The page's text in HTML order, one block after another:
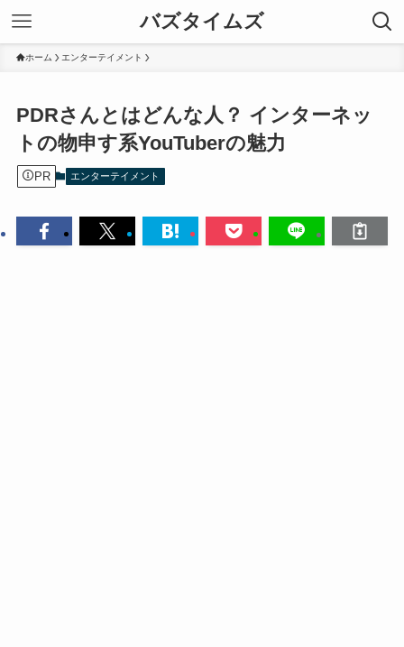
バズタイムズ
ホーム エンターテイメント
PDRさんとはどんな人？ インターネッ
トの物申す系YouTuberの魅力
PR エンターテイメント